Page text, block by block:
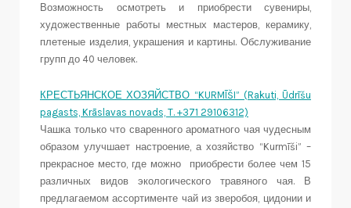
Возможность осмотреть и приобрести сувениры,
художественные работы местных мастеров, керамику,
плетеные изделия, украшения и картины. Обслуживание
групп до 40 человек.
КРЕСТЬЯНСКОЕ ХОЗЯЙСТВО “KURMĪŠI” (Rakuti, Ūdrīšu
pagasts, Krāslavas novads, T. +371 29106312)
Чашка только что сваренного ароматного чая чудесным
образом улучшает настроение, а хозяйство “Kurmīši” –
прекрасное место, где можно приобрести более чем 15
различных видов экологического травяного чая. В
предлагаемом ассортименте чай из зверобоя, цидонии и